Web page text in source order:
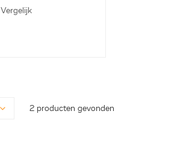
Vergelijk
2 producten gevonden